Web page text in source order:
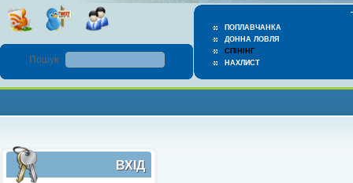
ПОПЛАВЧАНКА
ДОННА ЛОВЛЯ
СПІНІНГ
НАХЛИСТ
Пошук :
ВХІД